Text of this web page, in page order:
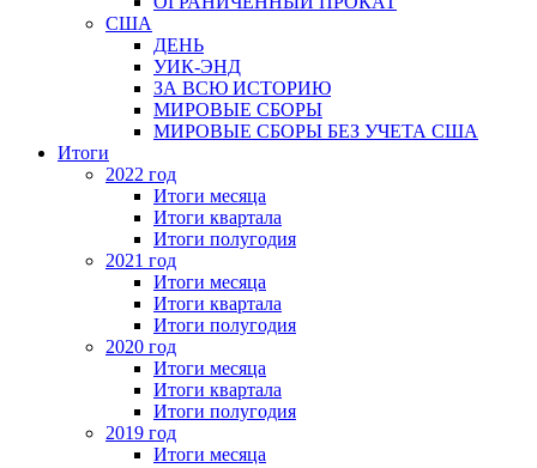
США
ДЕНЬ
УИК-ЭНД
ЗА ВСЮ ИСТОРИЮ
МИРОВЫЕ СБОРЫ
МИРОВЫЕ СБОРЫ БЕЗ УЧЕТА США
Итоги
2022 год
Итоги месяца
Итоги квартала
Итоги полугодия
2021 год
Итоги месяца
Итоги квартала
Итоги полугодия
2020 год
Итоги месяца
Итоги квартала
Итоги полугодия
2019 год
Итоги месяца